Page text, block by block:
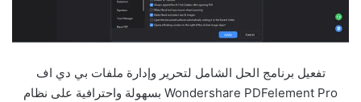
تفعيل برنامج الحل الشامل لتحرير وإدارة ملفات بي دي اف
Wondershare PDFelement Pro بسهولة واحترافية على نظام